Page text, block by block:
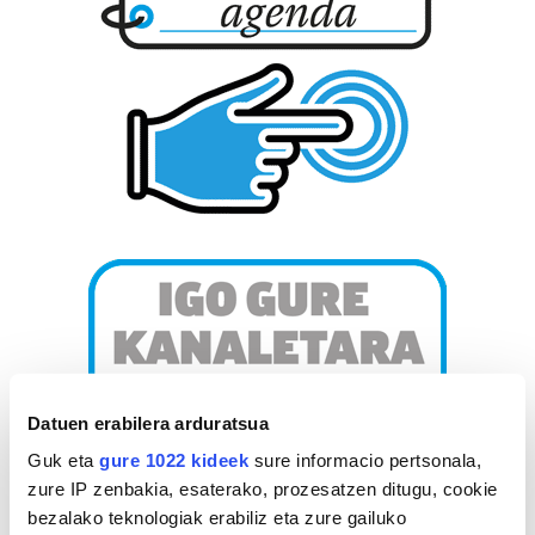
Datuen erabilera arduratsua
Guk eta gure 1022 kideek sure informacio pertsonala,
zure IP zenbakia, esaterako, prozesatzen ditugu, cookie
bezalako teknologiak erabiliz eta zure gailuko